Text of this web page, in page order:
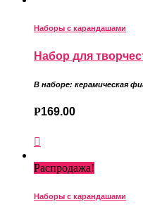
Наборы с карандашами
Набор для
В наборе: керамическая
Р169.00
Распродажа!
Наборы с карандашами